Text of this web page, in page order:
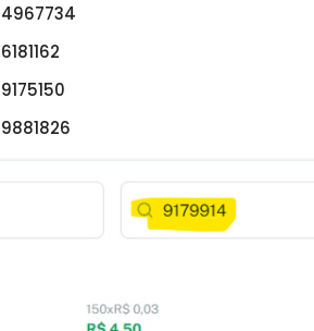
4967734
6181162
9175150
9881826